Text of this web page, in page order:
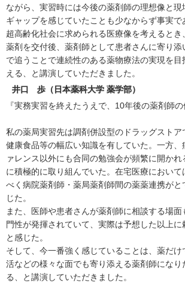
ながら、実習時には今後の薬剤師の理想像と現
ギャップを感じていたことも少なからず事実で
超高齢化社会に求められる医療像を考えると
薬剤を交付後、薬剤師として患者さんに寄り添
で追うことで連続性のある薬物療法の実現を
える、と講演していただきました。
井口 歩（日本薬科大学 薬学部）
『実務実習を終えたうえで、10年後の薬剤師の
私の薬局実習先は調剤併設型のドラッグスト
健康食品等の幅広い知識を有していた。一方、
ァレンス以外にも合同の勉強会が頻繁に開か
に積極的に取り組んでいた。在宅医療において
べく病院薬剤師・薬局薬剤師間の薬薬連携が
じた。
また、医師や患者さんが薬剤師に相談する場
門性が発揮されていて、実際は予想した以上に
と感じた。
そして、今一番強く感じていることは、薬だけ
活などの様々な面でも寄り添える薬剤師になり
る、と講演していただきました。